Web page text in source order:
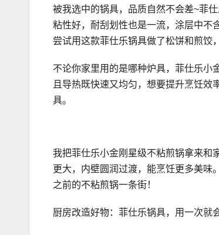
被我选中的锅具，品质自然不会差~菲
粘性好，耐刮划性也是一流，涂层中不
尝试用这款菲仕乐锅具做了松饼和煎饺
不论你家里用的是哪种炉具，菲仕乐小
且导热既快速又均匀，想要提升烹饪
具。
我把菲仕乐小金刚星级不粘煎锅拿来和
更大，内壁圆润过渡，能烹饪更多美味
之前的不粘煎锅一条街！
厨房改造好物：菲仕乐锅具，用一次就